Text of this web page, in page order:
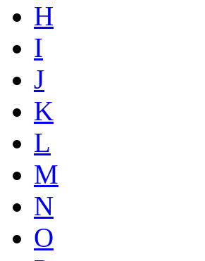
H
I
J
K
L
M
N
O